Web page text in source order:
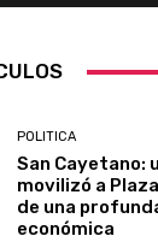
POLITICA
San Cayetano:
movilizó a
de una
económica